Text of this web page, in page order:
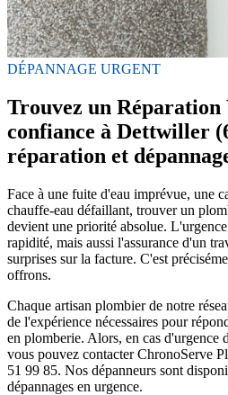
DÉPANNAGE URGENT
Trouvez un Réparation
confiance à Dettwiller
réparation et
Face à une fuite d'eau imprévue, une
chauffe-eau défaillant, trouver un
devient une priorité absolue.
rapidité, mais aussi l'assurance d'un
surprises sur la facture. C'est
offrons.
Chaque artisan plombier de notre
de l'expérience nécessaires pour
en plomberie. Alors, en cas d'urgence
vous pouvez contacter ChronoServe
51 99 85. Nos dépanneurs sont
dépannages en urgence.